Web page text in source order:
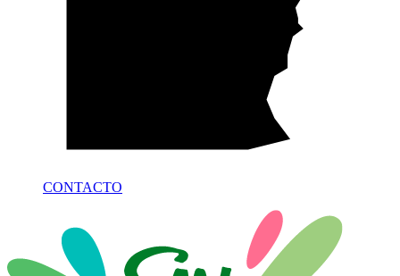
CONTACTO